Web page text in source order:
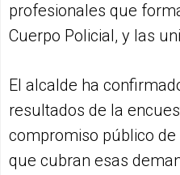
profesionales que
Cuerpo Policial, y las
El alcalde ha
resultados de la
compromiso público
que cubran esas